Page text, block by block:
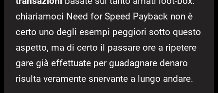
chiariamoci Need for Speed Payback non è
certo uno degli esempi peggiori sotto questo
aspetto, ma di certo il passare ore a ripetere
gare già effettuate per guadagnare denaro
risulta veramente snervante a lungo andare.